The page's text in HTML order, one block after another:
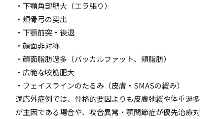
・下顎角部肥大（エラ張り）
・頬骨弓の突出
・下顎前突・後退
・顔面非対称
・顔面脂肪過多（バッカルファット、頬脂肪）
・広範な咬筋肥大
・フェイスラインのたるみ（皮膚・SMASの緩み）
適応外症例では、骨格的要因よりも皮膚弛緩や体重過多
が主因である場合や、咬合異常・顎関節症が優先治療対